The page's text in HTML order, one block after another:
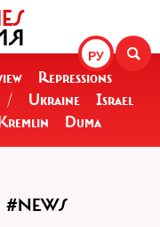
РУ
Repressions
/ Ukraine
Israel
Duma
#NEWS